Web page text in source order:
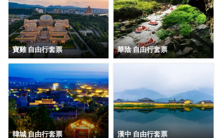
寶雞 自由行套票 華陰 自由行套票
韓城 自由行套票 漢中 自由行套票